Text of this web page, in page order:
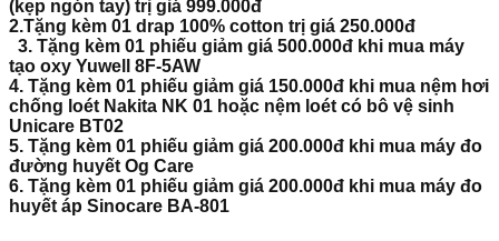
(kẹp ngón tay) trị giá 999.000đ
2.Tặng kèm 01 drap 100% cotton trị giá 250.000đ
3. Tặng kèm 01 phiếu giảm giá 500.000đ khi mua máy
tạo oxy Yuwell 8F-5AW
4. Tặng kèm 01 phiếu giảm giá 150.000đ khi mua nệm hơi
chống loét Nakita NK 01 hoặc nệm loét có bô vệ sinh
Unicare BT02
5. Tặng kèm 01 phiếu giảm giá 200.000đ khi mua máy đo
đường huyết Og Care
6. Tặng kèm 01 phiếu giảm giá 200.000đ khi mua máy đo
huyết áp Sinocare BA-801